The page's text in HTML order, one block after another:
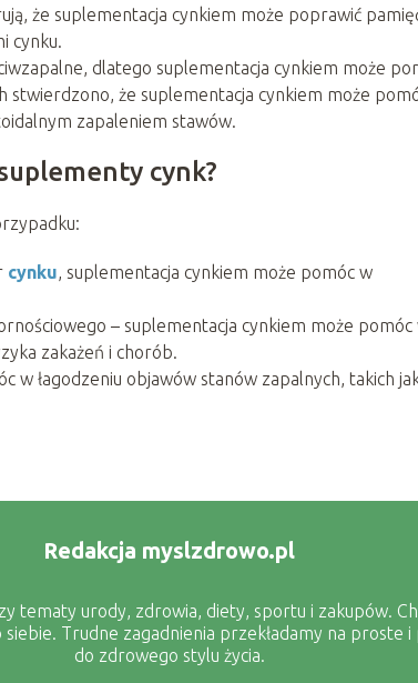
że suplementacja cynkiem może poprawić
cynku.
dlatego suplementacja cynkiem może
stwierdzono, że suplementacja cynkiem może
zapaleniem stawów.
cynk?
cynku, suplementacja cynkiem może pomóc w
– suplementacja cynkiem może pomóc
zakażeń i chorób.
w łagodzeniu objawów stanów zapalnych, takich
Redakcja myslzdrowo.pl
tematy urody, zdrowia, diety, sportu i zakupów.
Trudne zagadnienia przekładamy na
do zdrowego stylu życia.